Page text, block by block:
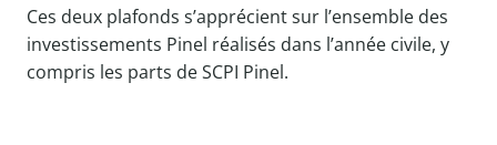
Ces deux plafonds s’apprécient sur l’ensemble des
investissements Pinel réalisés dans l’année civile, y
compris les parts de SCPI Pinel.